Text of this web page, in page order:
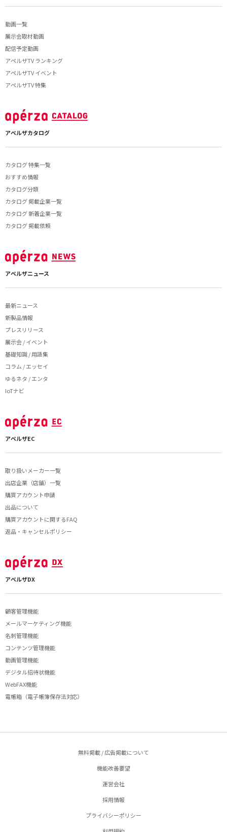
動画一覧
展示会取材動画
配信予定動画
アペルザTV ランキング
アペルザTV イベント
アペルザTV 特集
アペルザカタログ
カタログ 特集一覧
おすすめ情報
カタログ分類
カタログ 掲載企業一覧
カタログ 新着企業一覧
カタログ 掲載依頼
アペルザニュース
最新ニュース
新製品情報
プレスリリース
展示会 / イベント
基礎知識 / 用語集
コラム / エッセイ
ゆるネタ / エンタ
IoTナビ
アペルザEC
取り扱いメーカー一覧
出店企業（店舗）一覧
購買アカウント申請
出品について
購買アカウントに関するFAQ
返品・キャンセルポリシー
アペルザDX
顧客管理機能
メールマーケティング機能
名刺管理機能
コンテンツ管理機能
動画管理機能
デジタル招待状機能
WebFAX機能
電帳箱（電子帳簿保存法対応）
無料掲載 / 広告掲載について
機能改善要望
運営会社
採用情報
プライバシーポリシー